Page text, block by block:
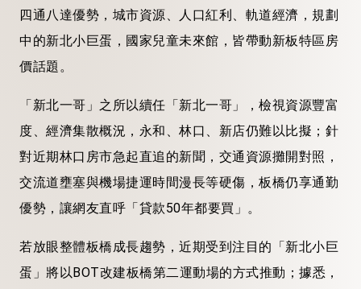
四通八達優勢，城市資源、人口紅利、軌道經濟，規劃
中的新北小巨蛋，國家兒童未來館，皆帶動新板特區房
價話題。
「新北一哥」之所以續任「新北一哥」，檢視資源豐富
度、經濟集散概況，永和、林口、新店仍難以比擬；針
對近期林口房市急起直追的新聞，交通資源攤開對照，
交流道壅塞與機場捷運時間漫長等硬傷，板橋仍享通勤
優勢，讓網友直呼「貸款50年都要買」。
若放眼整體板橋成長趨勢，近期受到注目的「新北小巨
蛋」將以BOT改建板橋第二運動場的方式推動；據悉，